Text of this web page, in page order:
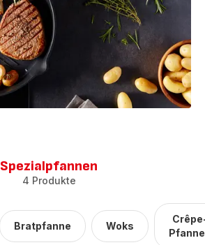
Spezialpfannen
4 Produkte
Bratpfanne Woks